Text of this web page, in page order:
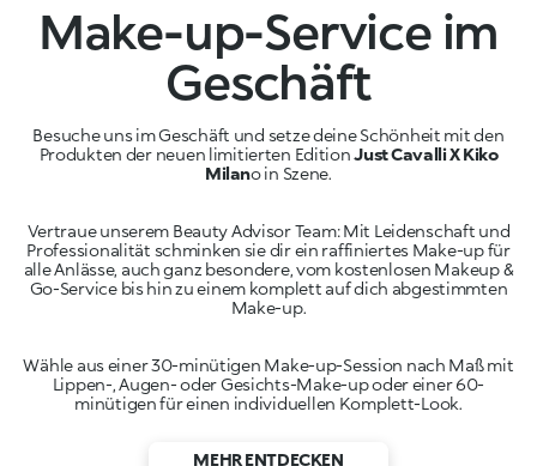
Make-up-Service im
Geschäft
Besuche uns im Geschäft und setze deine Schönheit mit den
Produkten der neuen limitierten EditionJust Cavalli X Kiko
Milan
Vertraue unserem Beauty Advisor Team: Mit Leidenschaft und
Professionalität schminken sie dir ein raffiniertes Make-up für
alle Anlässe, auch ganz besondere, vom kostenlosen Makeup &
Go-Service bis hin zu einem komplett auf dich abgestimmten
Wähle aus einer 30-minütigen Make-up-Session nach Maß mit
Lippen-, Augen- oder Gesichts-Make-up oder einer 60-
minütigen für einen individuellen Komplett-Look.
MEHR ENTDECKEN